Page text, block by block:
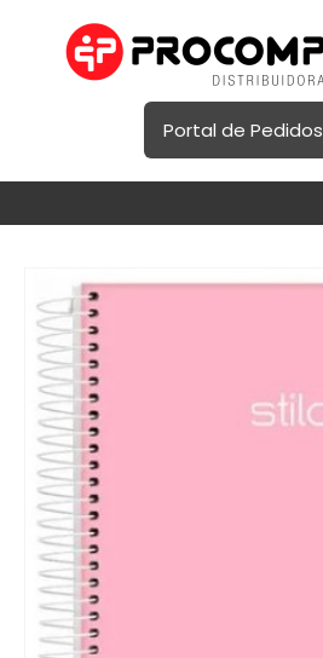
Portal de Pedidos